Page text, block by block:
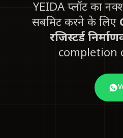
YEIDA प्लॉट का
सबमिट करने के लिए
रजिस्टर्ड
completion